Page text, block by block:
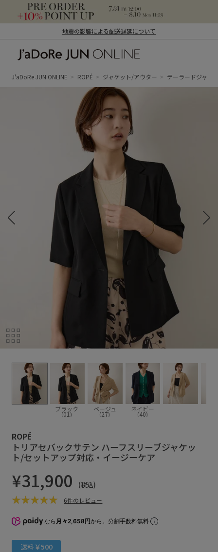
地震の影響による配送遅延について
ン オンライン）
J'aDoRe JUN ONLINE ROPÉ ジャケット/アウター テーラードジャケ
ブラック
(01)
ベージュ
(27)
ネイビー
(40)
ROPÉ
トリアセバックサテン ハーフスリーブジャケッ
ト/セットアップ対応・イージーケア
¥31,900 (税込)
6件のレビュー
なら 月々2,658円から。分割手数料無料
送料￥500